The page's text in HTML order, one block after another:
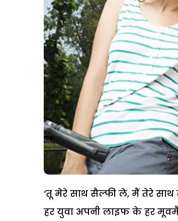
‘तू मेरे साथ सैल्फी ले, मैं तेरे
हर युवा अपनी लाइफ के हर